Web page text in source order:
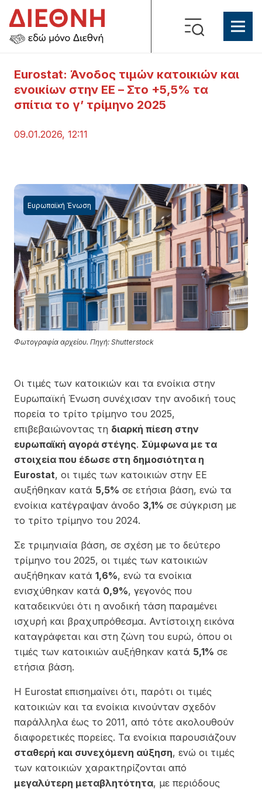
Eurostat: Άνοδος τιμών κατοικιών και
ενοικίων στην ΕΕ – Στο +5,5% τα
σπίτια το γ’ τρίμηνο 2025
09.01.2026, 12:11
Φωτογραφία αρχείου. Πηγή: Shutterstock
Ευρωπαϊκή Ένωση
Οι τιμές των κατοικιών και τα ενοίκια στην
Ευρωπαϊκή Ένωση συνέχισαν την ανοδική τους
πορεία το τρίτο τρίμηνο του 2025,
επιβεβαιώνοντας τη διαρκή πίεση στην
ευρωπαϊκή αγορά στέγης. Σύμφωνα με τα
στοιχεία που έδωσε στη δημοσιότητα η
Eurostat, οι τιμές των κατοικιών στην ΕΕ
αυξήθηκαν κατά 5,5% σε ετήσια βάση, ενώ τα
ενοίκια κατέγραψαν άνοδο 3,1% σε σύγκριση με
το τρίτο τρίμηνο του 2024.
Σε τριμηνιαία βάση, σε σχέση με το δεύτερο
τρίμηνο του 2025, οι τιμές των κατοικιών
αυξήθηκαν κατά 1,6%, ενώ τα ενοίκια
ενισχύθηκαν κατά 0,9%, γεγονός που
καταδεικνύει ότι η ανοδική τάση παραμένει
ισχυρή και βραχυπρόθεσμα. Αντίστοιχη εικόνα
καταγράφεται και στη ζώνη του ευρώ, όπου οι
τιμές των κατοικιών αυξήθηκαν κατά 5,1% σε
ετήσια βάση.
Η Eurostat επισημαίνει ότι, παρότι οι τιμές
κατοικιών και τα ενοίκια κινούνταν σχεδόν
παράλληλα έως το 2011, από τότε ακολουθούν
διαφορετικές πορείες. Τα ενοίκια παρουσιάζουν
σταθερή και συνεχόμενη αύξηση, ενώ οι τιμές
των κατοικιών χαρακτηρίζονται από
μεγαλύτερη μεταβλητότητα, με περιόδους